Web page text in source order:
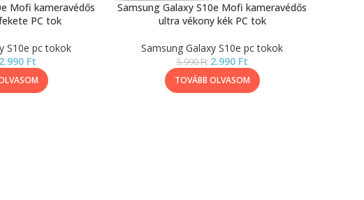
Mofi kameravédős
PC tok
S10e pc tokok
2.990 Ft
Samsung Galaxy S10e Mofi kameravédős
ultra vékony kék PC tok
Samsung Galaxy S10e pc tokok
5.990Ft 2.990 Ft
TOVÁBB OLVASOM